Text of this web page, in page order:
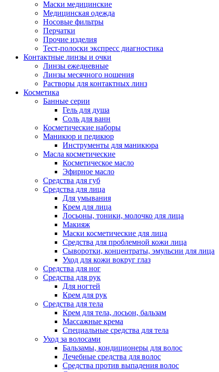
Маски медицинские
Медицинская одежда
Носовые фильтры
Перчатки
Прочие изделия
Тест-полоски экспресс диагностика
Контактные линзы и очки
Линзы ежедневные
Линзы месячного ношения
Растворы для контактных линз
Косметика
Банные серии
Гель для душа
Соль для ванн
Косметические наборы
Маникюр и педикюр
Инструменты для маникюра
Масла косметические
Косметическое масло
Эфирное масло
Средства для губ
Средства для лица
Для умывания
Крем для лица
Лосьоны, тоники, молочко для лица
Макияж
Маски косметические для лица
Средства для проблемной кожи лица
Сыворотки, концентраты, эмульсии для лица
Уход для кожи вокруг глаз
Средства для ног
Средства для рук
Для ногтей
Крем для рук
Средства для тела
Крем для тела, лосьон, бальзам
Массажные крема
Специальные средства для тела
Уход за волосами
Бальзамы, кондиционеры для волос
Лечебные средства для волос
Средства против выпадения волос